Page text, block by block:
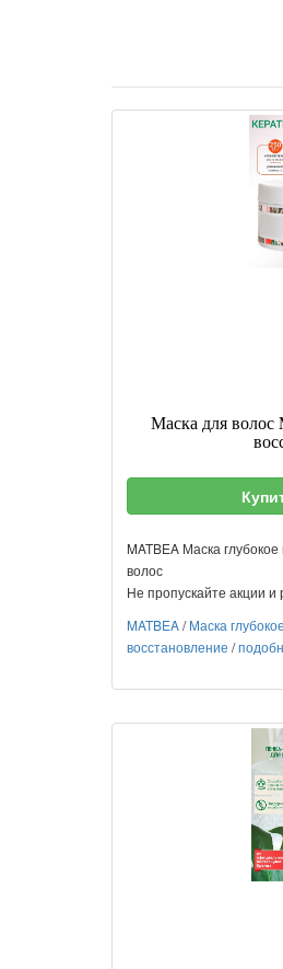
Маска для
MATBEA Маска
волос
Не пропускайте акции
MATBEA/Маска
восстановление /